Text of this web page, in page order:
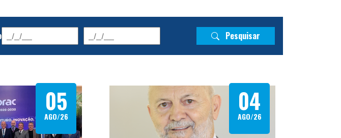
Pesquisar
05
AGO/26
04
AGO/26